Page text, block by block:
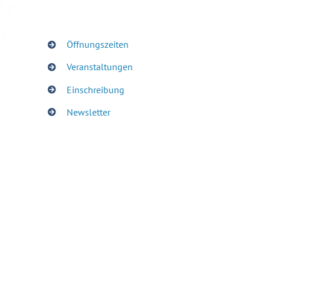
Öffnungszeiten
Veranstaltungen
Einschreibung
Newsletter